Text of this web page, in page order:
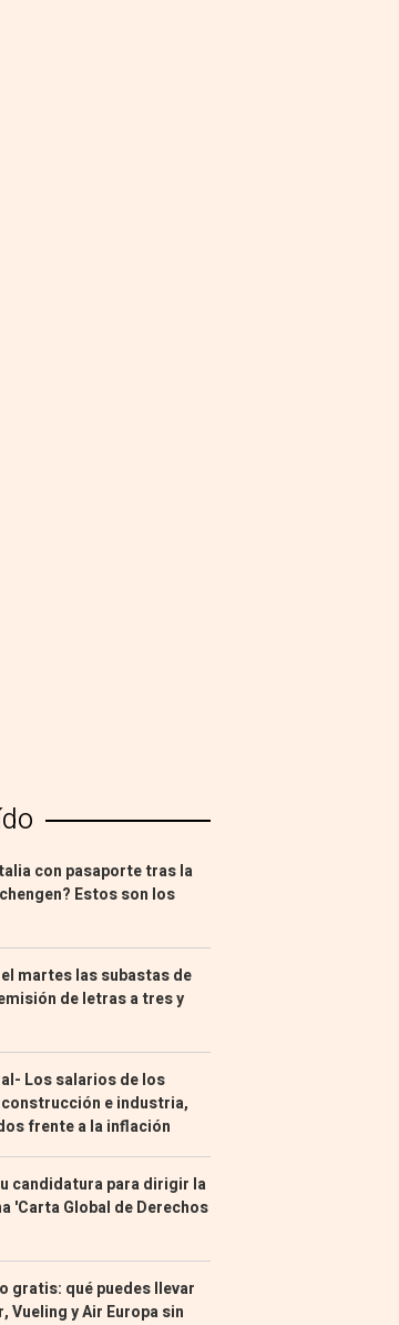
con pasaporte tras la
Estos son los
martes las subastas de
de letras a tres y
Los salarios de los
e industria,
frente a la inflación
candidatura para dirigir la
'Carta Global de Derechos
gratis: qué puedes llevar
Vueling y Air Europa sin